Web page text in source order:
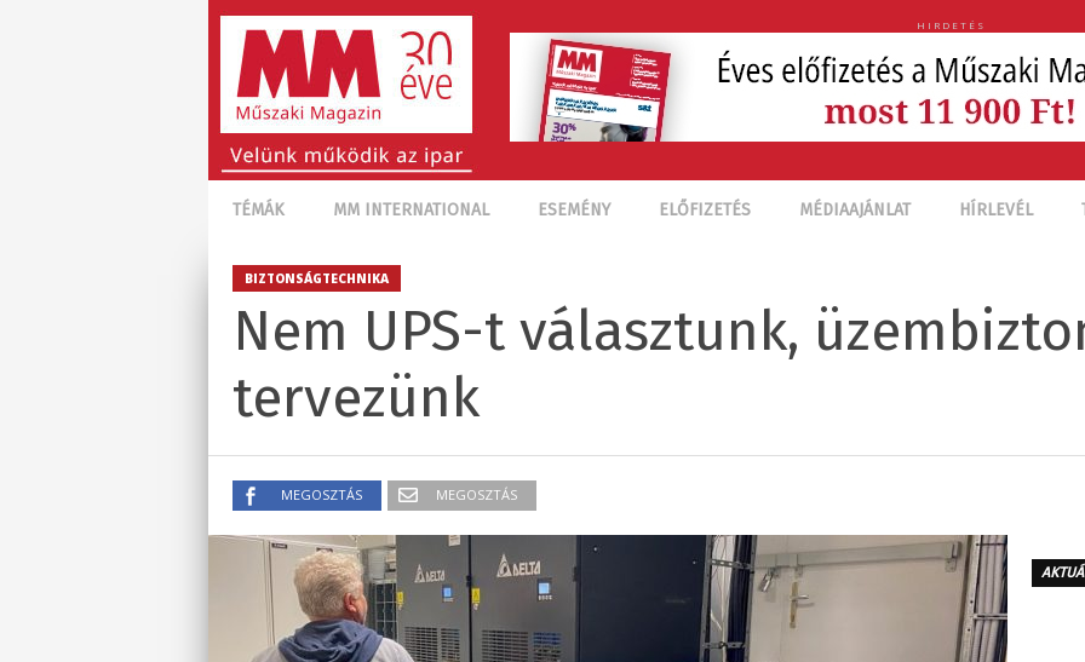
HIRDETÉS
TÉMÁK MM INTERNATIONAL ESEMÉNY ELŐFIZETÉS MÉDIAAJÁNLAT HÍRLEVÉL
BIZTONSÁGTECHNIKA
Nem UPS-t választunk,
tervezünk
MEGOSZTÁS MEGOSZTÁS